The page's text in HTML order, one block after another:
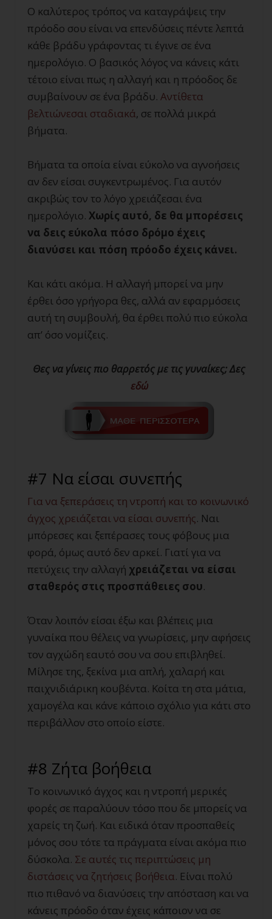
Ο καλύτερος τρόπος να καταγράψεις την
πρόοδο σου είναι να επενδύσεις πέντε λεπτά
κάθε βράδυ γράφοντας τι έγινε σε ένα
ημερολόγιο. Ο βασικός λόγος να κάνεις κάτι
τέτοιο είναι πως η αλλαγή και η πρόοδος δε
συμβαίνουν σε ένα βράδυ. Αντίθετα
βελτιώνεσαι σταδιακά, σε πολλά μικρά
βήματα.
Βήματα τα οποία είναι εύκολο να αγνοήσεις
αν δεν είσαι συγκεντρωμένος. Για αυτόν
ακριβώς τον το λόγο χρειάζεσαι ένα
ημερολόγιο. Χωρίς αυτό, δε θα μπορέσεις
να δεις εύκολα πόσο δρόμο έχεις
διανύσει και πόση πρόοδο έχεις κάνει.
Και κάτι ακόμα. Η αλλαγή μπορεί να μην
έρθει όσο γρήγορα θες, αλλά αν εφαρμόσεις
αυτή τη συμβουλή, θα έρθει πολύ πιο εύκολα
απ’ όσο νομίζεις.
Θες να γίνεις πιο θαρρετός με τις γυναίκες; Δες
εδώ
#7 Να είσαι συνεπής
Για να ξεπεράσεις τη ντροπή και το κοινωνικό
άγχος χρειάζεται να είσαι συνεπής. Ναι
μπόρεσες και ξεπέρασες τους φόβους μια
φορά, όμως αυτό δεν αρκεί. Γιατί για να
πετύχεις την αλλαγή χρειάζεται να είσαι
σταθερός στις προσπάθειες σου.
Όταν λοιπόν είσαι έξω και βλέπεις μια
γυναίκα που θέλεις να γνωρίσεις, μην αφήσεις
τον αγχώδη εαυτό σου να σου επιβληθεί.
Μίλησε της, ξεκίνα μια απλή, χαλαρή και
παιχνιδιάρικη κουβέντα. Κοίτα τη στα μάτια,
χαμογέλα και κάνε κάποιο σχόλιο για κάτι στο
περιβάλλον στο οποίο είστε.
#8 Ζήτα βοήθεια
Το κοινωνικό άγχος και η ντροπή μερικές
φορές σε παραλύουν τόσο που δε μπορείς να
χαρείς τη ζωή. Και ειδικά όταν προσπαθείς
μόνος σου τότε τα πράγματα είναι ακόμα πιο
δύσκολα. Σε αυτές τις περιπτώσεις μη
διστάσεις να ζητήσεις βοήθεια. Είναι πολύ
πιο πιθανό να διανύσεις την απόσταση και να
κάνεις πρόοδο όταν έχεις κάποιον να σε